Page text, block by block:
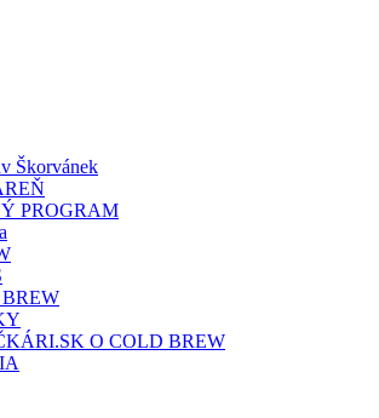
Škorvánek
PROGRAM
O COLD BREW